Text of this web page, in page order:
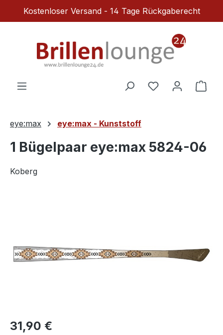
Zum Hauptinhalt springen
Kostenloser Versand - 14 Tage Rückgaberecht
Du hast 0
eye:max eye:max - Kunststoff
1 Bügelpaar eye:max 5824-06
Koberg
Regulärer Preis:
31,90 €